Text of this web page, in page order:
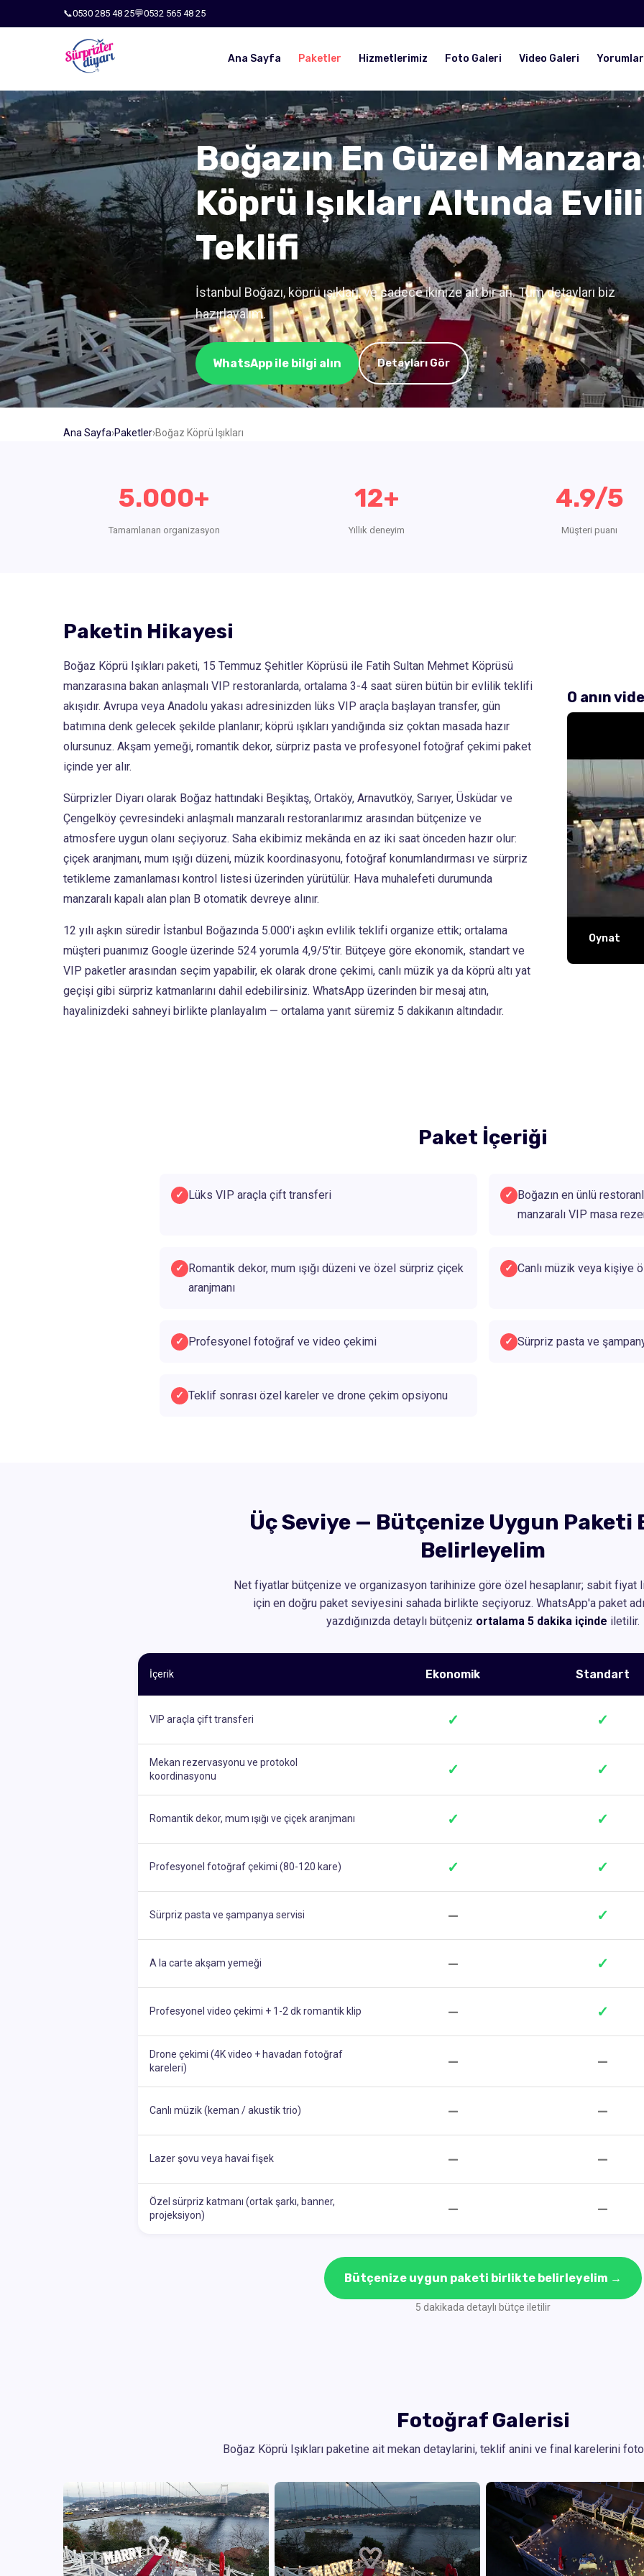
📞0530 285 48 25💬0532 565 48 25
Ana Sayfa Paketler Hizmetlerimiz Foto Galeri Video Galeri Yorumlar
Boğazın En Güzel
Köprü Işıkları Altında
Teklifi
İstanbul Boğazı, köprü ışıkları, ve sadece ikinize ait bir an. Tüm detayları biz
hazırlayalım.
WhatsApp ile bilgi alın Detayları Gör
Ana Sayfa›Paketler›Boğaz Köprü Işıkları
5.000+
Tamamlanan organizasyon
12+
Yıllık deneyim
4.9/5
Müşteri puanı
Paketin Hikayesi
Boğaz Köprü Işıkları paketi, 15 Temmuz Şehitler Köprüsü ile Fatih Sultan Mehmet Köprüsü
manzarasına bakan anlaşmalı VIP restoranlarda, ortalama 3-4 saat süren bütün bir evlilik teklifi
akışıdır. Avrupa veya Anadolu yakası adresinizden lüks VIP araçla başlayan transfer, gün
batımına denk gelecek şekilde planlanır; köprü ışıkları yandığında siz çoktan masada hazır
olursunuz. Akşam yemeği, romantik dekor, sürpriz pasta ve profesyonel fotoğraf çekimi paket
içinde yer alır.
Sürprizler Diyarı olarak Boğaz hattındaki Beşiktaş, Ortaköy, Arnavutköy, Sarıyer, Üsküdar ve
Çengelköy çevresindeki anlaşmalı manzaralı restoranlarımız arasından bütçenize ve
atmosfere uygun olanı seçiyoruz. Saha ekibimiz mekânda en az iki saat önceden hazır olur:
çiçek aranjmanı, mum ışığı düzeni, müzik koordinasyonu, fotoğraf konumlandırması ve sürpriz
tetikleme zamanlaması kontrol listesi üzerinden yürütülür. Hava muhalefeti durumunda
manzaralı kapalı alan plan B otomatik devreye alınır.
12 yılı aşkın süredir İstanbul Boğazında 5.000’i aşkın evlilik teklifi organize ettik; ortalama
müşteri puanımız Google üzerinde 524 yorumla 4,9/5’tir. Bütçeye göre ekonomik, standart ve
VIP paketler arasından seçim yapabilir, ek olarak drone çekimi, canlı müzik ya da köprü altı yat
geçişi gibi sürpriz katmanlarını dahil edebilirsiniz. WhatsApp üzerinden bir mesaj atın,
hayalinizdeki sahneyi birlikte planlayalım — ortalama yanıt süremiz 5 dakikanın altındadır.
O anın
Oynat
Paket İçeriği
✓ Lüks VIP araçla çift transferi ✓ Boğazın en ünlü
manzaralı VIP masa
✓ Romantik dekor, mum ışığı düzeni ve özel sürpriz çiçek
aranjmanı
✓ Canlı müzik veya kişiye
✓ Profesyonel fotoğraf ve video çekimi ✓ Sürpriz pasta ve
✓ Teklif sonrası özel kareler ve drone çekim opsiyonu
Üç Seviye — Bütçenize Uygun
Belirleyelim
Net fiyatlar bütçenize ve organizasyon tarihinize göre özel hesaplanır; sabit
için en doğru paket seviyesini sahada birlikte seçiyoruz. WhatsApp'a paket
yazdığınızda detaylı bütçeniz ortalama 5 dakika içinde iletilir.
İçerik Ekonomik Standart
VIP araçla çift transferi ✓ ✓
Mekan rezervasyonu ve protokol
koordinasyonu
✓ ✓
Romantik dekor, mum ışığı ve çiçek aranjmanı ✓ ✓
Profesyonel fotoğraf çekimi (80-120 kare) ✓ ✓
Sürpriz pasta ve şampanya servisi — ✓
A la carte akşam yemeği — ✓
Profesyonel video çekimi + 1-2 dk romantik klip — ✓
Drone çekimi (4K video + havadan fotoğraf
kareleri)
— —
Canlı müzik (keman / akustik trio) — —
Lazer şovu veya havai fişek — —
Özel sürpriz katmanı (ortak şarkı, banner,
projeksiyon)
— —
Bütçenize uygun paketi birlikte belirleyelim →
5 dakikada detaylı bütçe iletilir
Fotoğraf Galerisi
Boğaz Köprü Işıkları paketine ait mekan detaylarini, teklif anini ve final karelerini